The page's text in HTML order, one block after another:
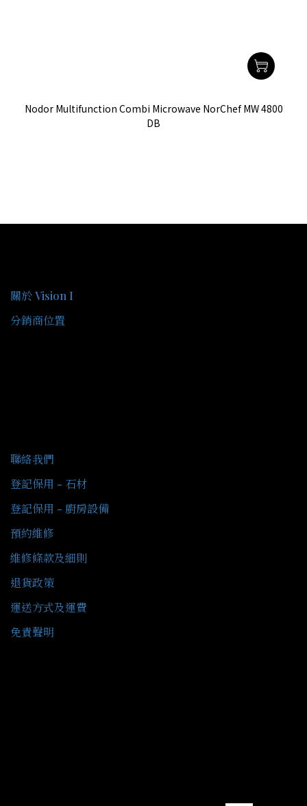
Nodor Multifunction Combi Microwave NorChef MW 4800
DB
關於 Vision I
分銷商位置
聯絡我們
登記保用 - 石材
登記保用 - 廚房設備
預約維修
維修條款及細則
退貨政策
運送方式及運費
免責聲明